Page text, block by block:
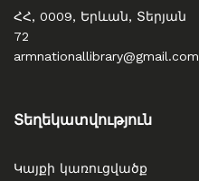
ՀՀ, 0009, Երևան, Տերյան
72
armnationallibrary@gmail.com
Տեղեկատվություն
Կայքի կառուցվածք